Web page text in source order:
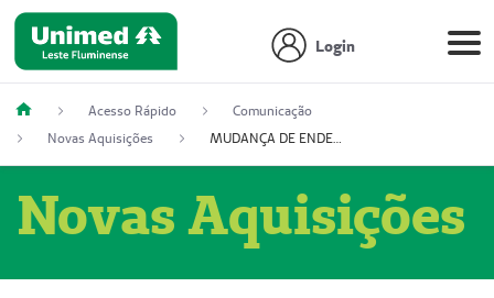
Login
Acesso Rápido
Comunicação
Novas Aquisições
MUDANÇA DE ENDEREÇO - DIAGITAB SERVIÇOS MÉDICOS LTDA (54003267-5)
Novas Aquisições